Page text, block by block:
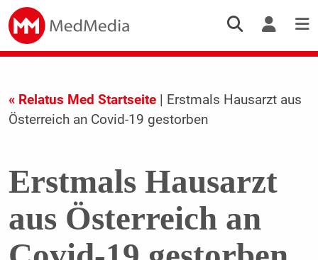
« Relatus Med Startseite| Erstmals Hausarzt aus
Österreich an Covid-19 gestorben
Erstmals Hausarzt
aus Österreich an